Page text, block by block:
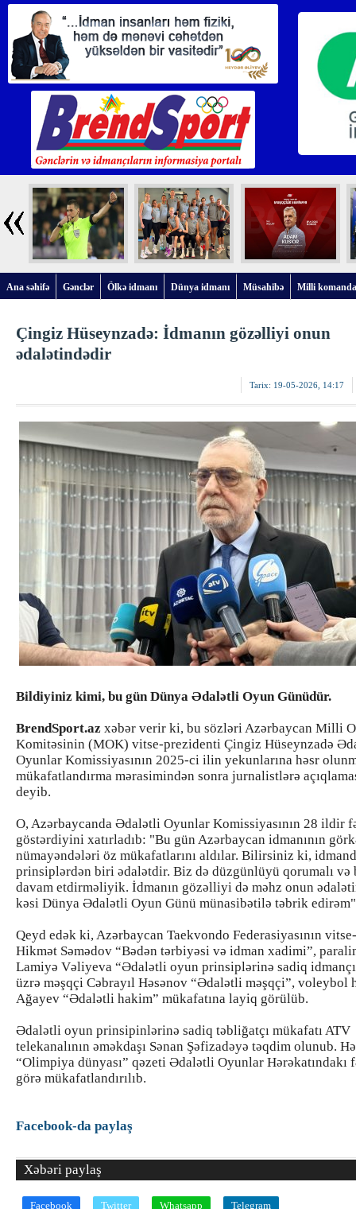
Ana səhifə Gənclər Ölkə idmanı Dünya idmanı Müsahibə Milli
Çingiz Hüseynzadə: İdmanın gözəlliyi onun
ədalətindədir
Tarix: 19-05-2026, 14:17
Bildiyiniz kimi, bu gün Dünya Ədalətli Oyun Günüdür.
BrendSport.az xəbər verir ki, bu sözləri Azərbaycan Milli
Komitəsinin (MOK) vitse-prezidenti Çingiz Hüseynzadə
Oyunlar Komissiyasının 2025-ci ilin yekunlarına həsr
mükafatlandırma mərasimindən sonra jurnalistlərə
deyib.
O, Azərbaycanda Ədalətli Oyunlar Komissiyasının 28 ildir
göstərdiyini xatırladıb: "Bu gün Azərbaycan idmanının
nümayəndələri öz mükafatlarını aldılar. Bilirsiniz ki,
prinsiplərdən biri ədalətdir. Biz də düzgünlüyü qorumalı və
davam etdirməliyik. İdmanın gözəlliyi də məhz onun
kəsi Dünya Ədalətli Oyun Günü münasibətilə təbrik
Qeyd edək ki, Azərbaycan Taekvondo Federasiyasının
Hikmət Səmədov “Bədən tərbiyəsi və idman xadimi”,
Lamiyə Vəliyeva “Ədalətli oyun prinsiplərinə sadiq
üzrə məşqçi Cəbrayıl Həsənov “Ədalətli məşqçi”, voleybol
Ağayev “Ədalətli hakim” mükafatına layiq görülüb.
Ədalətli oyun prinsipinlərinə sadiq təbliğatçı mükafatı ATV
telekanalının əməkdaşı Sənan Şəfizadəyə təqdim olunub.
“Olimpiya dünyası” qəzeti Ədalətli Oyunlar Hərəkatındakı
görə mükafatlandırılıb.
Facebook-da paylaş
Xəbəri paylaş
Facebook Twitter Whatsapp Telegram